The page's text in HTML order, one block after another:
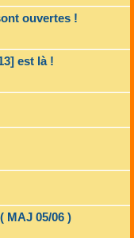
ouvertes !
est là !
MAJ 05/06 )